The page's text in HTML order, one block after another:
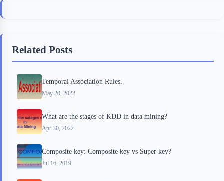
o
k
e
o
r
d
s
t
Related Posts
Temporal Association Rules.
May 20, 2022
What are the stages of KDD in data mining?
Apr 30, 2022
Composite key: Composite key vs Super key?
Jul 16, 2019